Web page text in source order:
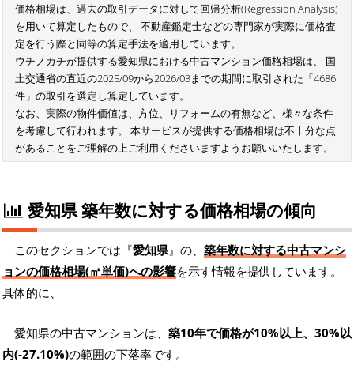
価格相場は、過去の取引データに対して回帰分析(Regression Analysis)
を用いて算定したもので、 不動産鑑定士などの専門家が実際に価格査
定を行う際と同等の算定手法を適用しています。
ウチノカチが提供する愛知県における中古マンション価格相場は、 国
土交通省の直近の2025/09から2026/03までの期間に取引された「4686
件」の取引を選定し算定しています。
なお、実際の物件価値は、方位、リフォームの有無など、様々な条件
を考慮して行われます。 本サービスが提供する価格相場は不十分な点
があることをご理解の上ご利用くださいますようお願いいたします。
愛知県 築年数に対する価格相場の傾向
このセクションでは『愛知県 』の、 築年数に対する中古マンシ
ョンの価格相場(㎡単価)への影響を示す情報を提供しています。
具体的に、
愛知県の中古マンションは、 築10年で価格が10%以上、30%以
内(-27.10%)の範囲の下落率です。